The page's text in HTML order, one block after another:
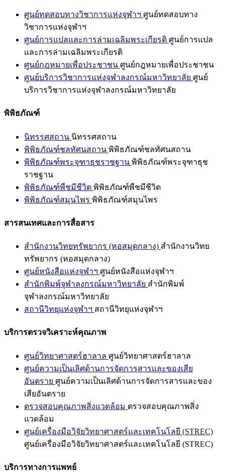
ศูนย์ทดสอบทางวิชาการแห่งจุฬาฯ ศูนย์ทดสอบทาง
วิชาการแห่งจุฬาฯ
ศูนย์การแปลและการล่ามเฉลิมพระเกียรติ ศูนย์การแปล
และการล่ามเฉลิมพระเกียรติ
ศูนย์กฎหมายเพื่อประชาชน ศูนย์กฎหมายเพื่อประชาชน
ศูนย์บริการวิชาการแห่งจุฬาลงกรณ์มหาวิทยาลัย ศูนย์
บริการวิชาการแห่งจุฬาลงกรณ์มหาวิทยาลัย
พิพิธภัณฑ์
นิทรรศสถาน นิทรรศสถาน
พิพิธภัณฑ์ชลทัศนสถาน พิพิธภัณฑ์ชลทัศนสถาน
พิพิธภัณฑ์พระจุฑาธุชราชฐาน พิพิธภัณฑ์พระจุฑาธุช
ราชฐาน
พิพิธภัณฑ์พืชมีชีวิต พิพิธภัณฑ์พืชมีชีวิต
พิพิธภัณฑ์สมุนไพร พิพิธภัณฑ์สมุนไพร
สารสนเทศและการสื่อสาร
สำนักงานวิทยทรัพยากร (หอสมุดกลาง) สำนักงานวิทย
ทรัพยากร (หอสมุดกลาง)
ศูนย์หนังสือแห่งจุฬาฯ ศูนย์หนังสือแห่งจุฬาฯ
สำนักพิมพ์จุฬาลงกรณ์มหาวิทยาลัย สำนักพิมพ์
จุฬาลงกรณ์มหาวิทยาลัย
สถานีวิทยุแห่งจุฬาฯ สถานีวิทยุแห่งจุฬาฯ
บริการตรวจวิเคราะห์คุณภาพ
ศูนย์วิทยาศาสตร์ฮาลาล ศูนย์วิทยาศาสตร์ฮาลาล
ศูนย์ความเป็นเลิศด้านการจัดการสารและของเสีย
อันตราย ศูนย์ความเป็นเลิศด้านการจัดการสารและของ
เสียอันตราย
ตรวจสอบคุณภาพสิ่งแวดล้อม ตรวจสอบคุณภาพสิ่ง
แวดล้อม
ศูนย์เครื่องมือวิจัยวิทยาศาสตร์และเทคโนโลยี (STREC)
ศูนย์เครื่องมือวิจัยวิทยาศาสตร์และเทคโนโลยี (STREC)
บริการทางการแพทย์